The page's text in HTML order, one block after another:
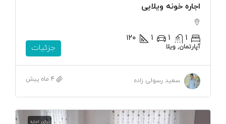
اجاره خونه ویلایی
1
1
1 ۱۲۰
آپارتمان, ویلا جزئیات
سعید رسولی زاده 4 ماه پیش
برای اجاره